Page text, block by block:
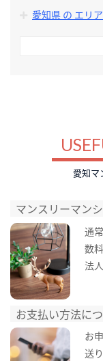
愛知県 の エリ
愛知マ
マンスリーマン
通
数
法
お支払い方法に
お
送